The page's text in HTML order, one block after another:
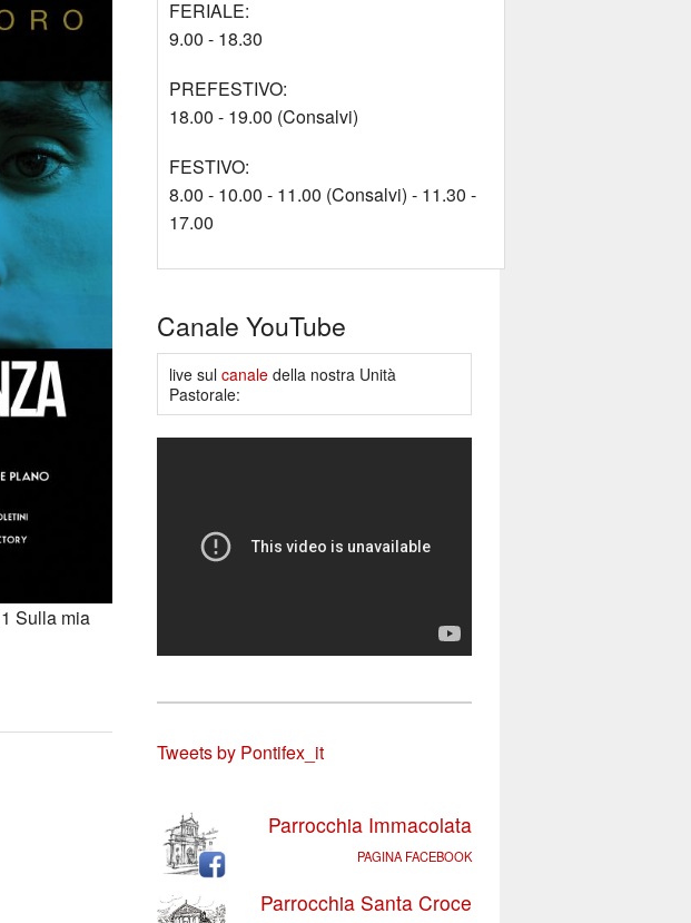
Sulla mia
FERIALE:
9.00 - 18.30
PREFESTIVO:
18.00 - 19.00 (Consalvi)
FESTIVO:
8.00 - 10.00 - 11.00 (Consalvi) - 11.30 -
17.00
Canale YouTube
live sul canaledella nostra Unità
Pastorale:
Tweets by Pontifex_it
Parrocchia Immacolata
PAGINA FACEBOOK
Parrocchia Santa Croce